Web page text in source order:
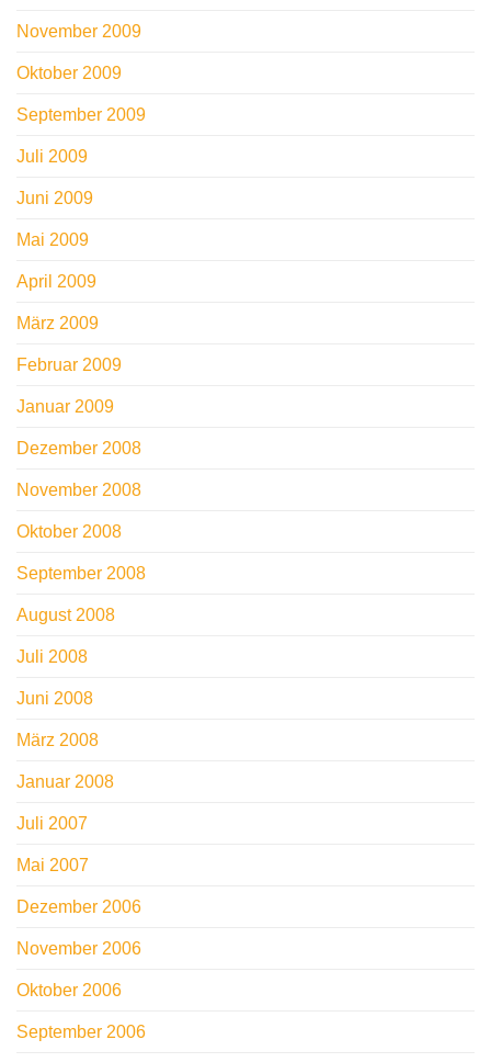
November 2009
Oktober 2009
September 2009
Juli 2009
Juni 2009
Mai 2009
April 2009
März 2009
Februar 2009
Januar 2009
Dezember 2008
November 2008
Oktober 2008
September 2008
August 2008
Juli 2008
Juni 2008
März 2008
Januar 2008
Juli 2007
Mai 2007
Dezember 2006
November 2006
Oktober 2006
September 2006